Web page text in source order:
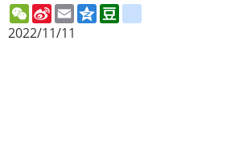
WeChat
Sina
Weibo
EmailQzoneDouban
2022/11/11